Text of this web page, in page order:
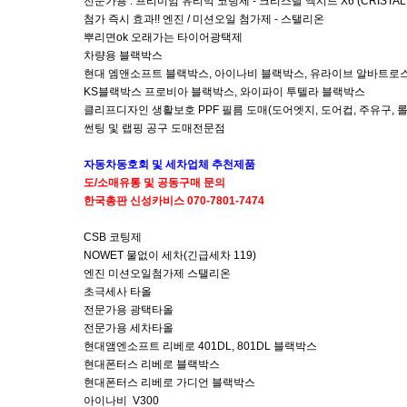
첨가 즉시 효과!! 엔진 / 미션오일 첨가제 - 스탤리온
뿌리면ok 오래가는 타이어광택제
차량용 블랙박스
현대 엠앤소프트 블랙박스, 아이나비 블랙박스, 유라이브 알바트로
KS블랙박스 프로비아 블랙박스, 와이파이 투텔라 블랙박스
클리프디자인 생활보호 PPF 필름 도매(도어엣지, 도어컵, 주유구,
썬팅 및 랩핑 공구 도매전문점
자동차동호회 및 세차업체 추천제품
도/소매 유통 및 공동구매 문의
한국총판 신성카비스 070-7801-7474
CSB 코팅제
NOWET 물없이 세차(긴급세차 119)
엔진 미션오일첨가제 스탤리온
초극세사 타올
전문가용 광택타올
전문가용 세차타올
현대앰엔소프트 리베로 401DL, 801DL 블랙박스
현대폰터스 리베로 블랙박스
현대폰터스 리베로 가디언 블랙박스
아이나비 V300